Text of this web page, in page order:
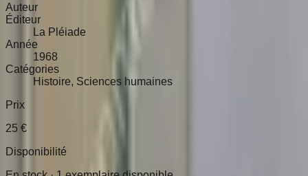
Auteur
Éditeur
La Pléiade
Année
1968
Catégories
Histoire, Sciences humaines
Prix
25 €
Disponibilité